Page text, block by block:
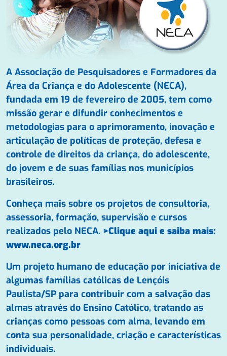
A Associação de Pesquisadores e Formadores da
Área da Criança e do Adolescente (NECA),
fundada em 19 de fevereiro de 2005, tem como
missão gerar e difundir conhecimentos e
metodologias para o aprimoramento, inovação e
articulação de políticas de proteção, defesa e
controle de direitos da criança, do adolescente,
do jovem e de suas famílias nos municípios
brasileiros.
Conheça mais sobre os projetos de consultoria,
assessoria, formação, supervisão e cursos
realizados pelo NECA. >Clique aqui e saiba mais:
www.neca.org.br
Um projeto humano de educação por iniciativa de
algumas famílias católicas de Lençóis
Paulista/SP para contribuir com a salvação das
almas através do Ensino Católico, tratando as
crianças como pessoas com alma, levando em
conta sua personalidade, criação e características
individuais.